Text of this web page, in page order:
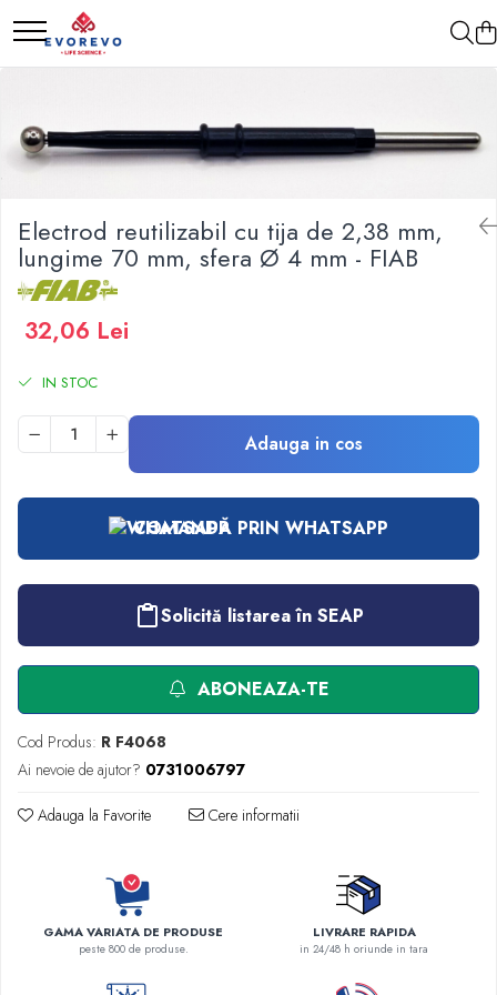
Medical
Concentratoare oxigen
Senzori SpO2
Pulsoximetre
Cabluri extensie
Capnometre
Holter EKG
Injectomate
CPAP si AUTOCPAP
Instalatii gaze medicinale
Oxigenatoare
Statii gaze medicinale
Regulatoare presiune gaze medicinale
Butelii gaze medicale
Conectori gaze medicinale
Panouri control si alarmare
Console ATI si UPU
Dispozitive si sisteme de prindere / fixare
Rampa gaze medicale pat pacient
Rampa iluminat alarmare
Metrologie
Higrometre
Electrod reutilizabil cu tija de 2,38 mm,
lungime 70 mm, sfera Ø 4 mm - FIAB
32,06 Lei
IN STOC
Adauga in cos
COMANDĂ PRIN WHATSAPP
Solicită listarea în SEAP
ABONEAZA-TE
Cod Produs: R F4068
Ai nevoie de ajutor? 0731006797
Adauga la Favorite Cere informatii
GAMA VARIATA DE PRODUSE
peste 800 de produse.
LIVRARE RAPIDA
in 24/48 h oriunde in tara